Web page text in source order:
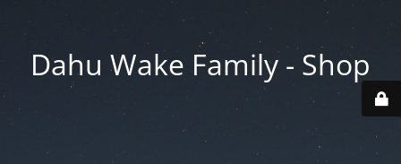
Dahu Wake Family - Shop